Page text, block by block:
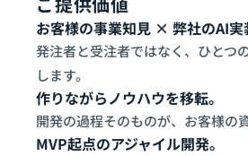
お客様の事業知見 × 弊社のAI実
発注者と受注者ではなく、ひとつ
します。
作りながらノウハウを移転。
開発の過程そのものが、お客様の
MVP起点のアジャイル開発。